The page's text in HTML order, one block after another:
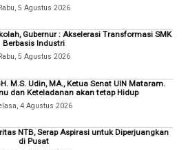
Rabu, 5 Agustus 2026
Gubernur : Akselerasi Transformasi SMK
Berbasis Industri
Rabu, 5 Agustus 2026
M.S. Udin, MA., Ketua Senat UIN Mataram.
dan Keteladanan akan tetap Hidup
4 Agustus 2026
NTB, Serap Aspirasi untuk Diperjuangkan
di Pusat